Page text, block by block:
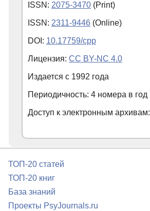
ISSN: 2075-3470 (Print)
ISSN: 2311-9446 (Online)
DOI: 10.17759/cpp
Лицензия: CC BY-NC 4.0
Издается с 1992 года
Периодичность: 4 номера в год
Доступ к электронным архивам:
ТОП-20 статей
ТОП-20 книг
База знаний
Проекты PsyJournals.ru